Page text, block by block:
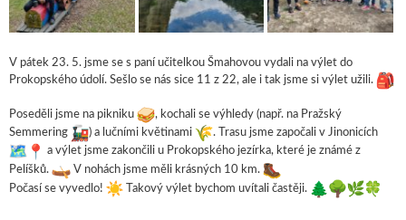
V pátek 23. 5. jsme se s paní učitelkou Šmahovou vydali na výlet do
Prokopského údolí. Sešlo se nás sice 11 z 22, ale i tak jsme si výlet užili.
Poseděli jsme na pikniku
, kochali se výhledy (např. na Pražský
Semmering
) a lučními květinami
. Trasu jsme započali v Jinonicích
a výlet jsme zakončili u Prokopského jezírka, které je známé z
Pelíšků.
V nohách jsme měli krásných 10 km.
Počasí se vyvedlo!
Takový výlet bychom uvítali častěji.